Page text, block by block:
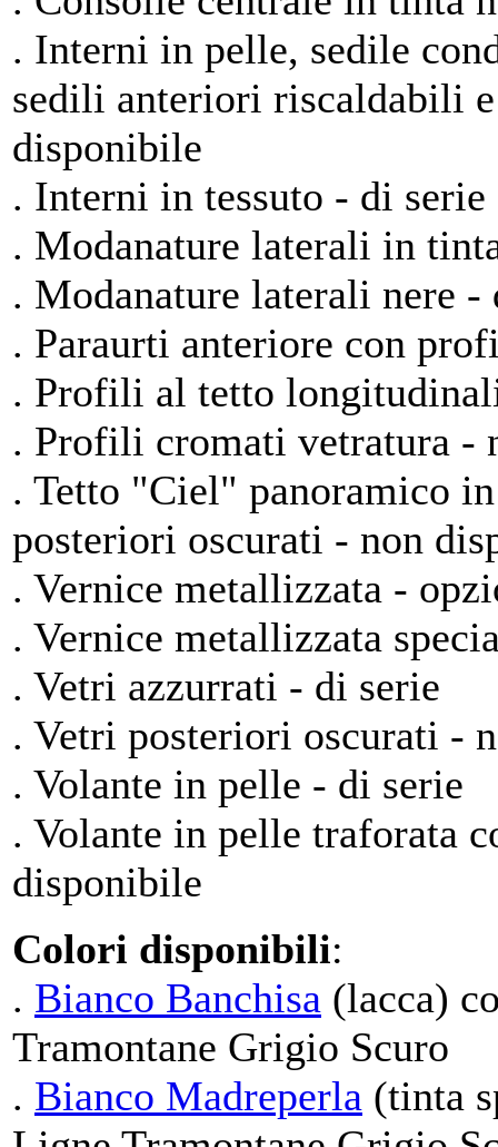
. Interni in pelle, sedile
sedili anteriori riscaldabili
disponibile
. Interni in tessuto - di serie
. Modanature laterali in
. Modanature laterali nere -
. Paraurti anteriore con
. Profili al tetto
. Profili cromati vetratura -
. Tetto "Ciel" panoramico
posteriori oscurati - non
. Vernice metallizzata -
. Vernice metallizzata
. Vetri azzurrati - di serie
. Vetri posteriori oscurati -
. Volante in pelle - di serie
. Volante in pelle traforata
disponibile
Colori disponibili:
. Bianco Banchisa (lacca)
Tramontane Grigio Scuro
. Bianco Madreperla (tinta